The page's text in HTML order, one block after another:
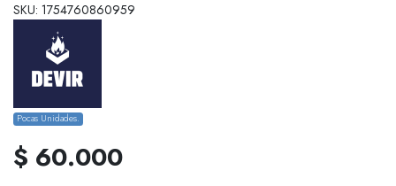
SKU: 1754760860959
Pocas Unidades.
$ 60.000